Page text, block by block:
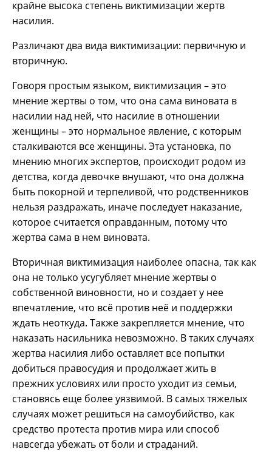
крайне высока степень виктимизации жертв
насилия.
Различают два вида виктимизации: первичную и
вторичную.
Говоря простым языком, виктимизация – это
мнение жертвы о том, что она сама виновата в
насилии над ней, что насилие в отношении
женщины – это нормальное явление, с которым
сталкиваются все женщины. Эта установка, по
мнению многих экспертов, происходит родом из
детства, когда девочке внушают, что она должна
быть покорной и терпеливой, что родственников
нельзя раздражать, иначе последует наказание,
которое считается оправданным, потому что
жертва сама в нем виновата.
Вторичная виктимизация наиболее опасна, так как
она не только усугубляет мнение жертвы о
собственной виновности, но и создает у нее
впечатление, что всё против неё и поддержки
ждать неоткуда. Также закрепляется мнение, что
наказать насильника невозможно. В таких случаях
жертва насилия либо оставляет все попытки
добиться правосудия и продолжает жить в
прежних условиях или просто уходит из семьи,
становясь еще более уязвимой. В самых тяжелых
случаях может решиться на самоубийство, как
средство протеста против мира или способ
навсегда убежать от боли и страданий.